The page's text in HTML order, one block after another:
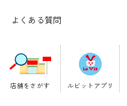
よくある質問
店舗をさがす ルビットアプリ
用意するもの
・食器用洗剤
・スポンジ